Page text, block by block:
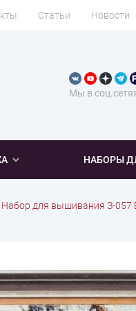
Статьи Новости
Мы в
НАБОРЫ
Набор для вышивания З-057